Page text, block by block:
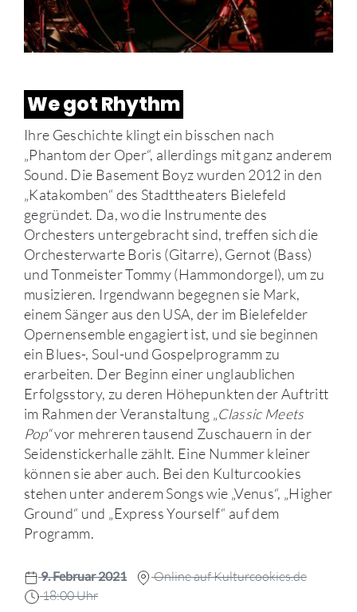
We got Rhythm
Ihre Geschichte klingt ein bisschen nach
„Phantom der Oper“, allerdings mit ganz anderem
Sound. Die Basement Boyz wurden 2012 in den
„Katakomben“ des Stadttheaters Bielefeld
gegründet. Da, wo die Instrumente des
Orchesters untergebracht sind, treffen sich die
Orchesterwarte Boris (Gitarre), Gernot (Bass)
und Tonmeister Tommy (Hammondorgel), um zu
musizieren. Irgendwann begegnen sie Mark,
einem Sänger aus den USA, der im Bielefelder
Opernensemble engagiert ist, und sie beginnen
ein Blues-, Soul-und Gospelprogramm zu
erarbeiten. Der Beginn einer unglaublichen
Erfolgsstory, zu deren Höhepunkten der Auftritt
im Rahmen der Veranstaltung „Classic Meets
Pop“vor mehreren tausend Zuschauern in der
Seidenstickerhalle zählt. Eine Nummer kleiner
können sie aber auch. Bei den Kulturcookies
stehen unter anderem Songs wie „Venus“, „Higher
Ground“ und „Express Yourself“ auf dem
Programm.
9. Februar 2021
Online auf Kulturcookies.de
18:00 Uhr